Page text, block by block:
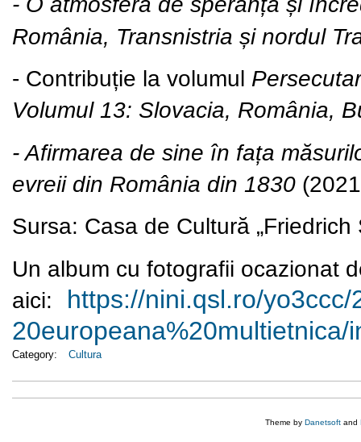
România, Transnistria și nordul
- Contribuție la volumul
Volumul 13: Slovacia, România,
- Afirmarea de sine în fața
evreii din România din 1830
Sursa: Casa de Cultură „Friedrich
Un album cu fotografii ocazionat
aici:
https://nini.qsl.ro/yo3ccc/
20europeana%20multietnica/
Category: Cultura
Theme by Danetsoft and